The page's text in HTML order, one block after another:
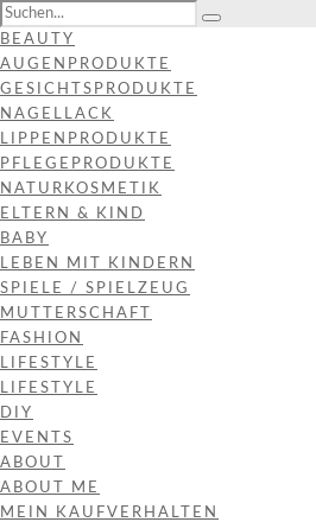
BEAUTY
AUGENPRODUKTE
GESICHTSPRODUKTE
NAGELLACK
LIPPENPRODUKTE
PFLEGEPRODUKTE
NATURKOSMETIK
ELTERN & KIND
BABY
LEBEN MIT KINDERN
SPIELE / SPIELZEUG
MUTTERSCHAFT
FASHION
LIFESTYLE
LIFESTYLE
DIY
EVENTS
ABOUT
ABOUT ME
MEIN KAUFVERHALTEN